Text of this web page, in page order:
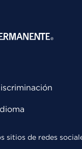
sitios de redes